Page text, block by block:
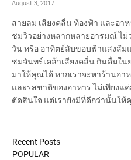
August 3, 2017
สายลม เสียงคลื่น ท้องฟ้า และอา
ชมวิวอย่างหลากหลายอารมณ์ ไ
วัน หรือ อาทิตย์ลับขอบฟ้าแสงส้
ชมจันทร์เคล้าเสียงคลื่น กินดื่มใ
มาให้คุณได้ หากเราจะหาร้านอา
และรสชาติของอาหาร ไม่เพียง
ตัดสินใจ แต่เรายังมีที่ดีกว่านั้นใ
Recent Posts
POPULAR